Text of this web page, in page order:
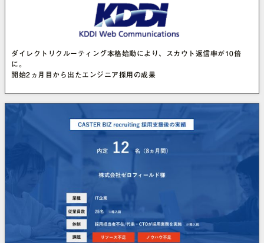
ダイレクトリクルーティング本格始動により、スカウト返信率が10倍
に。
開始2ヵ月目から出たエンジニア採用の成果